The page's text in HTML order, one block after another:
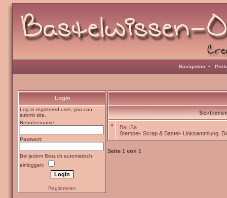
Navigation •
Login
Log in registered user, you can
submit site.
Benutzername:
Passwort:
Bei jedem Besuch automatisch
einloggen:
Registrieren
•
BaLiSa
Stempel- Scrap & Bastel- Linksammlung.
Seite 1 von 1